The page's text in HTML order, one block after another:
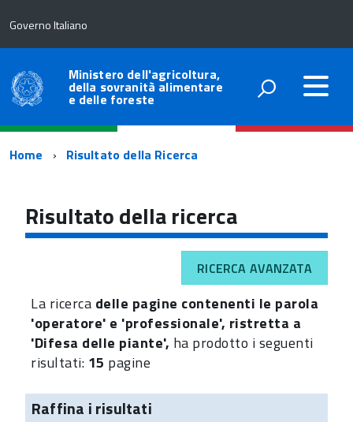
Governo Italiano
Ministero dell'agricoltura,
della sovranità alimentare
e delle foreste
Percorso
navigazione
Home Risultato della Ricerca
Risultato della ricerca
RICERCA AVANZATA
La ricerca delle pagine contenenti le parola
'operatore' e 'professionale', ristretta a
'Difesa delle piante', ha prodotto i seguenti
risultati: 15 pagine
Raffina i risultati